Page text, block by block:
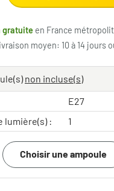
gratuite en France
moyen: 10 à 14 jours
non incluse(s)
E27
lumière(s) :
1
Choisir une ampoule